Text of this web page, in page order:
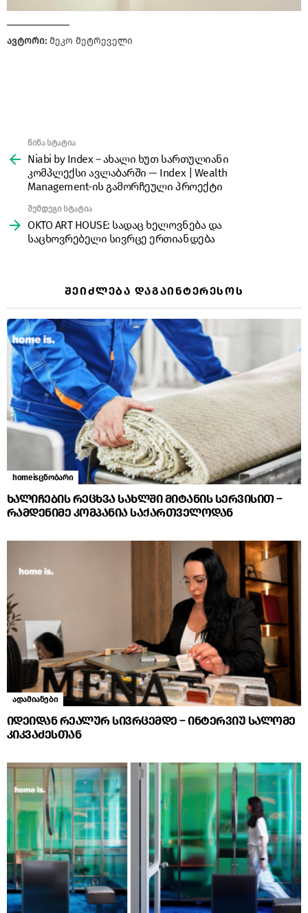
ავტორი: მეკო მეტრეველი
more
წინა სტატია
Niabi by Index – ახალი ხუთ სართულიანი
კომპლექსი ავლაბარში — Index | Wealth
Management-ის გამორჩეული პროექტი
შემდეგი სტატია
OKTO ART HOUSE: სადაც ხელოვნება და
საცხოვრებელი სივრცე ერთიანდება
ᲨᲔᲘᲫᲚᲔᲑᲐ ᲓᲐᲒᲐᲘᲜᲢᲔᲠᲔᲡᲝᲡ
homeisცნობარი
ხალიჩების რეცხვა სახლში მიტანის სერვისით –
რამდენიმე კომპანია საქართველოდან
ადამიანები
იდეიდან რეალურ სივრცემდე – ინტერვიუ სალომე
კიკვაძესთან